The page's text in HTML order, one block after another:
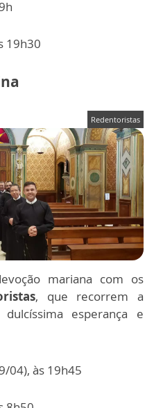
19h30
Redentoristas
mariana com os
, que recorrem a
esperança e
04), às 19h45